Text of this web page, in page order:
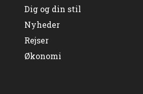
Dig og din stil
Nyheder
Rejser
Økonomi